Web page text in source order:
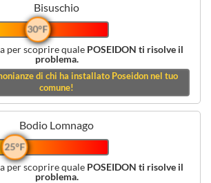
Bisuschio
30°F
per scoprire quale POSEIDON ti risolve il
problema.
di chi ha installato Poseidon nel tuo
comune!
Bodio Lomnago
25°F
per scoprire quale POSEIDON ti risolve il
problema.